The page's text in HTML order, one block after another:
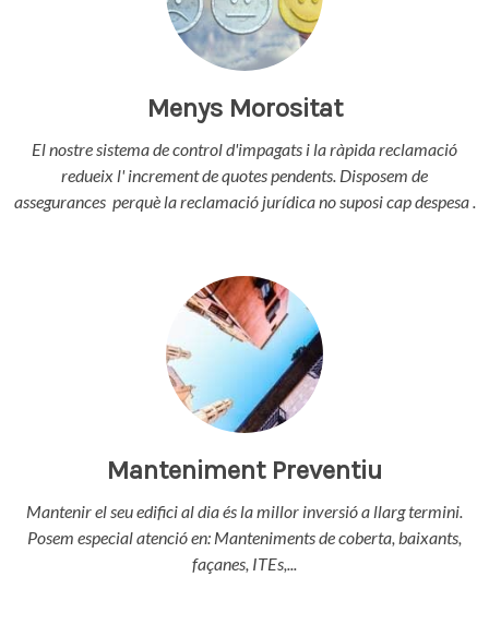
Menys Morositat
El nostre sistema de control d'impagats i la ràpida reclamació
redueix l' increment de quotes pendents. Disposem de
assegurances perquè la reclamació jurídica no suposi cap despesa .
Manteniment Preventiu
Mantenir el seu edifici al dia és la millor inversió a llarg termini.
Posem especial atenció en: Manteniments de coberta, baixants,
façanes, ITEs,...